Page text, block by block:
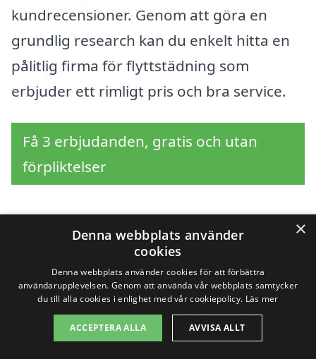
kundrecensioner. Genom att göra en
grundlig research kan du enkelt hitta en
pålitlig firma för flyttstädning som
erbjuder ett rimligt pris och bra service.
Få 3 erbjudanden, gratis och utan
förpliktelser
Sök efter en
professionell för
flyttstädning i andra
städer nära Dala-Floda
×
Denna webbplats använder
cookies
Denna webbplats använder cookies för att förbättra
användarupplevelsen. Genom att använda vår webbplats samtycker
du till alla cookies i enlighet med vår cookiepolicy. Läs mer
ACCEPTERA ALLA AVVISA ALLT